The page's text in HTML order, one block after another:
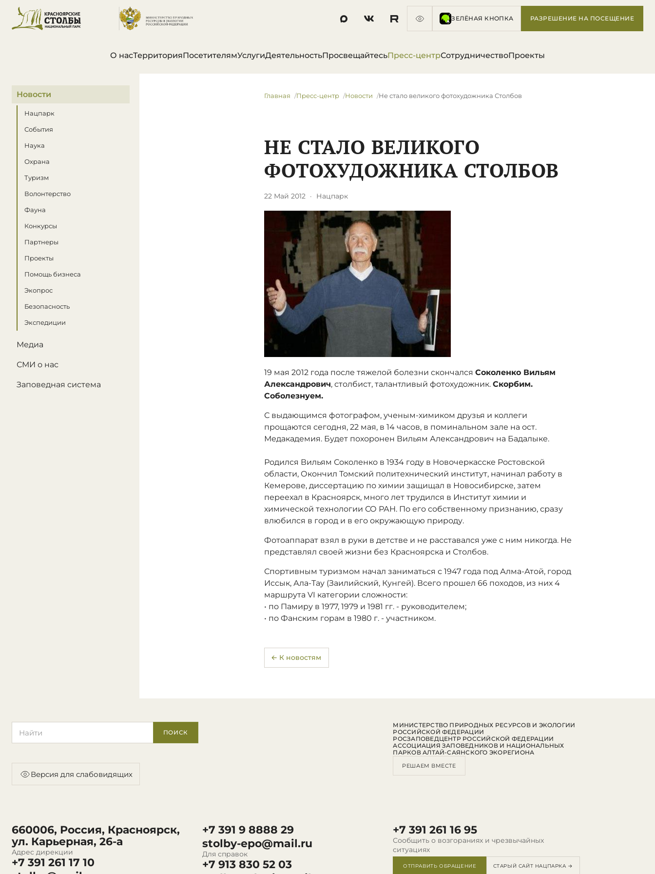
ЗЕЛЁНАЯ КНОПКА РАЗРЕШЕНИЕ НА ПОСЕЩЕНИЕ
О насТерриторияПосетителямУслугиДеятельностьПросвещайтесьПресс-центрСотрудничествоПроекты
В этом разделе
Новости
Нацпарк
События
Наука
Охрана
Туризм
Волонтерство
Фауна
Конкурсы
Партнеры
Проекты
Помощь бизнеса
Экопрос
Безопасность
Экспедиции
Медиа
СМИ о нас
Заповедная система
Главная Пресс-центр Новости Не стало великого фотохудожника Столбов
НЕ СТАЛО ВЕЛИКОГО
ФОТОХУДОЖНИКА СТОЛБОВ
22 Май 2012 · Нацпарк
19 мая 2012 года после тяжелой болезни скончалсяСоколенко Вильям
Александрович, столбист, талантливый фотохудожник.Скорбим.
Соболезнуем.
С выдающимся фотографом, ученым-химиком друзья и коллеги
прощаются сегодня, 22 мая, в 14 часов, в поминальном зале на ост.
Медакадемия. Будет похоронен Вильям Александрович на Бадалыке.
Родился Вильям Соколенко в 1934 году в Новочеркасске Ростовской
области, Окончил Томский политехнический институт, начинал работу в
Кемерове, диссертацию по химии защищал в Новосибирске, затем
переехал в Красноярск, много лет трудился в Институт химии и
химической технологии СО РАН. По его собственному признанию, сразу
влюбился в город и в его окружающую природу.
Фотоаппарат взял в руки в детстве и не расставался уже с ним никогда. Не
представлял своей жизни без Красноярска и Столбов.
Спортивным туризмом начал заниматься с 1947 года под Алма-Атой, город
Иссык, Ала-Тау (Заилийский, Кунгей). Всего прошел 66 походов, из них 4
маршрута VI категории сложности:
• по Памиру в 1977, 1979 и 1981 гг. - руководителем;
• по Фанским горам в 1980 г. - участником.
← К новостям
ПОИСК
Версия для слабовидящих
660006, Россия, Красноярск,
ул. Карьерная, 26-а
Адрес дирекции
+7 391 261 17 10
+7 391 9 8888 29
stolby-epo@mail.ru
Для справок
+7 913 830 52 03
+7 391 261 16 95
Сообщить о возгораниях и чрезвычайных
ситуациях
ОТПРАВИТЬ ОБРАЩЕНИЕ СТАРЫЙ САЙТ НАЦПАРКА →
МИНИСТЕРСТВО ПРИРОДНЫХ РЕСУРСОВ И ЭКОЛОГИИ
РОССИЙСКОЙ ФЕДЕРАЦИИ
РОСЗАПОВЕДЦЕНТР РОССИЙСКОЙ ФЕДЕРАЦИИ
АССОЦИАЦИЯ ЗАПОВЕДНИКОВ И НАЦИОНАЛЬНЫХ
ПАРКОВ АЛТАЙ-САЯНСКОГО ЭКОРЕГИОНА
РЕШАЕМ ВМЕСТЕ